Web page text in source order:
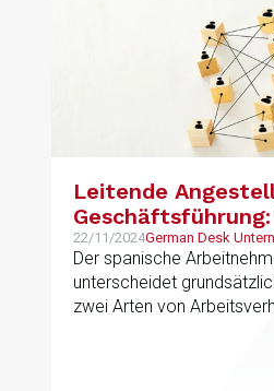
Leitende
22/11/2024German Desk
Der spanische
unterscheidet
zwei Arten von